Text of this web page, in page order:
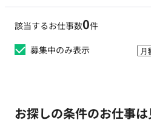
該当するお仕事数0件
募集中のみ表示
お探しの条件のお仕事